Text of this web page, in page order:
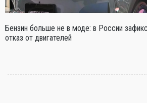
Бензин больше не в моде: в России
отказ от двигателей